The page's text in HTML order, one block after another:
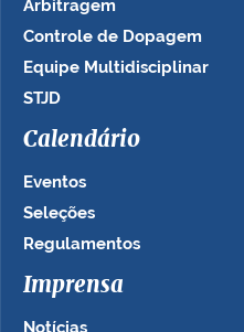
Arbitragem
Controle de Dopagem
Equipe Multidisciplinar
STJD
Calendário
Eventos
Seleções
Regulamentos
Imprensa
Notícias